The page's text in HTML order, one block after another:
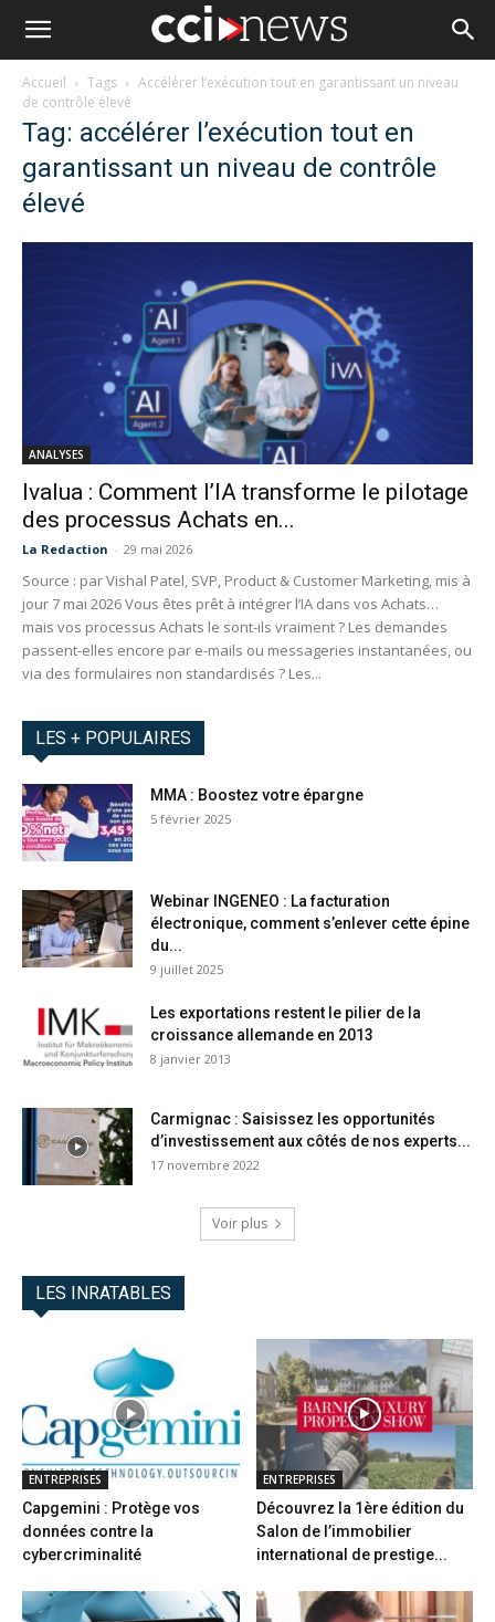
Accueil Tags
Accélérer l’exécution tout en garantissant un niveau
de contrôle élevé
Tag: accélérer l’exécution tout en
garantissant un niveau de contrôle
élevé
ANALYSES
Ivalua : Comment l’IA transforme le pilotage
des processus Achats en...
La Redaction - 29 mai 2026
Source : par Vishal Patel, SVP, Product & Customer Marketing, mis à
jour 7 mai 2026 Vous êtes prêt à intégrer l’IA dans vos Achats…
mais vos processus Achats le sont-ils vraiment ? Les demandes
passent-elles encore par e-mails ou messageries instantanées, ou
via des formulaires non standardisés ? Les...
LES + POPULAIRES
MMA : Boostez votre épargne
5 février 2025
Webinar INGENEO : La facturation
électronique, comment s’enlever cette épine
du...
9 juillet 2025
Les exportations restent le pilier de la
croissance allemande en 2013
8 janvier 2013
Carmignac : Saisissez les opportunités
d’investissement aux côtés de nos experts...
17 novembre 2022
Voir plus
LES INRATABLES
ENTREPRISES
Capgemini : Protège vos
données contre la
cybercriminalité
ENTREPRISES
Découvrez la 1ère édition du
Salon de l’immobilier
international de prestige...